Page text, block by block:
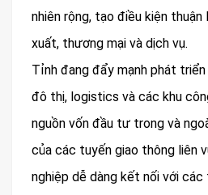
nhiên rộng, tạo điều kiện
xuất, thương mại và dịch vụ.
Tỉnh đang đẩy mạnh phát
đô thị, logistics và các khu
nguồn vốn đầu tư trong và
của các tuyến giao thông liên
nghiệp dễ dàng kết nối với